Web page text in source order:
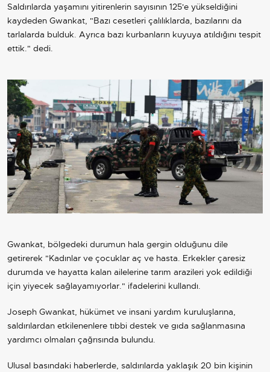
Saldırılarda yaşamını yitirenlerin sayısının 125'e yükseldiğini
kaydeden Gwankat, "Bazı cesetleri çalılıklarda, bazılarını da
tarlalarda bulduk. Ayrıca bazı kurbanların kuyuya atıldığını tespit
ettik." dedi.
Gwankat, bölgedeki durumun hala gergin olduğunu dile
getirerek "Kadınlar ve çocuklar aç ve hasta. Erkekler çaresiz
durumda ve hayatta kalan ailelerine tarım arazileri yok edildiği
için yiyecek sağlayamıyorlar." ifadelerini kullandı.
Joseph Gwankat, hükümet ve insani yardım kuruluşlarına,
saldırılardan etkilenenlere tıbbi destek ve gıda sağlanmasına
yardımcı olmaları çağrısında bulundu.
Ulusal basındaki haberlerde, saldırılarda yaklaşık 20 bin kişinin